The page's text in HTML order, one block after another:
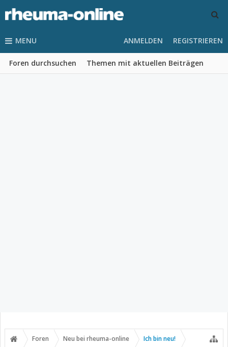
MENU
Foren durchsuchen Themen mit aktuellen Beiträgen
ANMELDEN REGISTRIEREN
Foren Neu bei rheuma-online Ich bin neu!